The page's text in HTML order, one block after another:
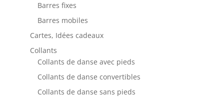
Barres fixes
Barres mobiles
Cartes, Idées cadeaux
Collants
Collants de danse avec pieds
Collants de danse convertibles
Collants de danse sans pieds